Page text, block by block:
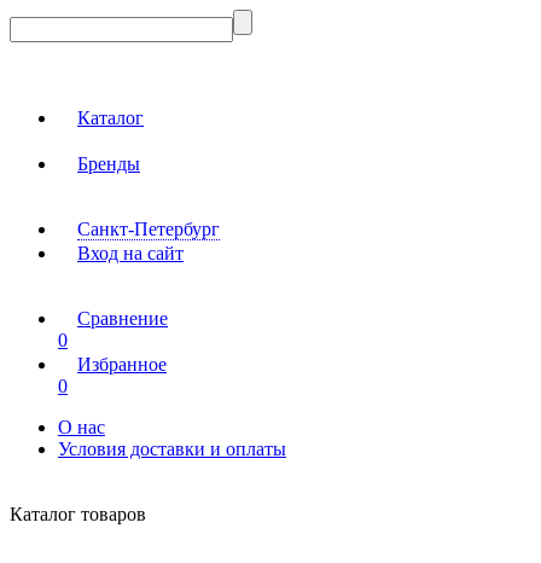
Каталог
Бренды
Санкт-Петербург
Вход на сайт
Сравнение
0
Избранное
0
О нас
Условия доставки и оплаты
Каталог товаров